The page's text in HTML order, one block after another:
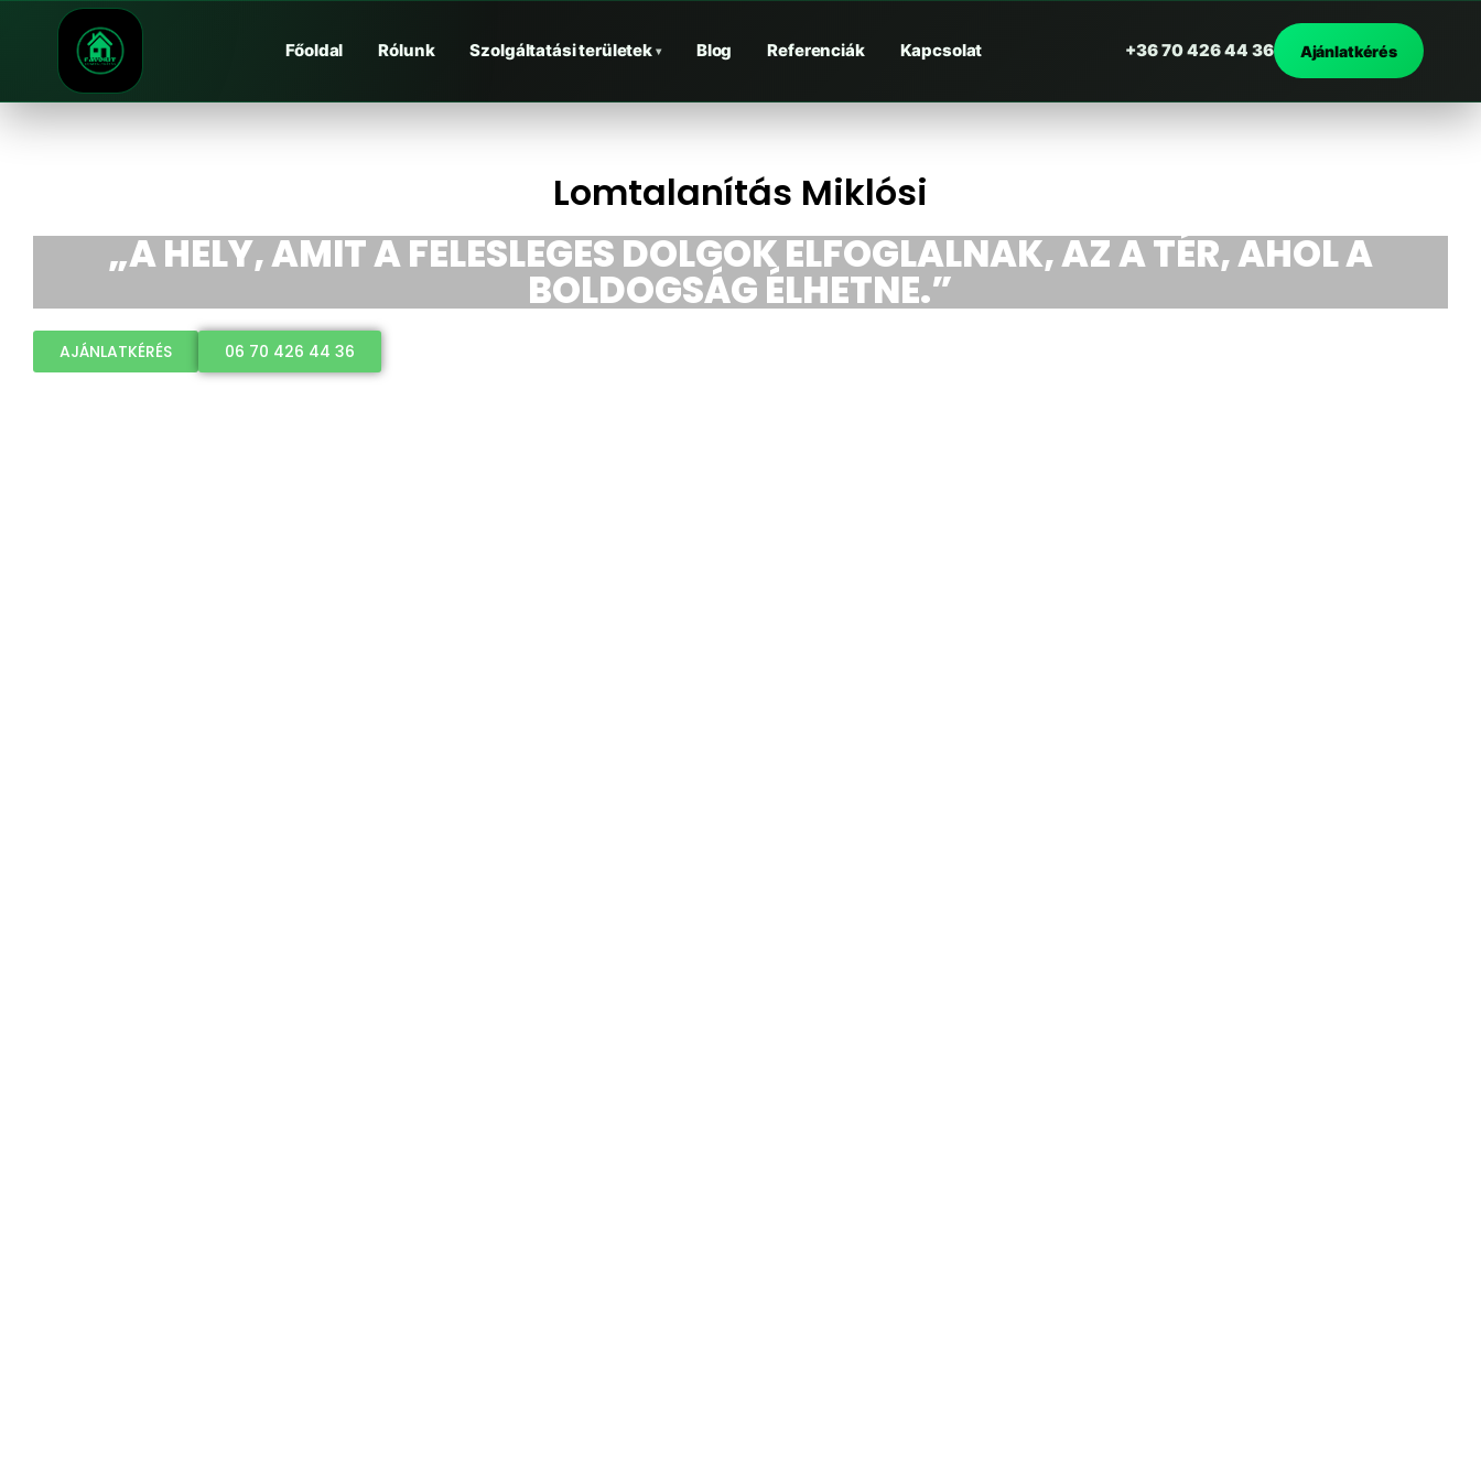
Főoldal Rólunk Szolgáltatási területek ▾ Blog Referenciák Kapcsolat +36 70 426 44 36 Ajánlatkérés
Lomtalanítás Miklósi
„A HELY, AMIT A FELESLEGES DOLGOK ELFOGLALNAK, AZ A TÉR, AHOL A
BOLDOGSÁG ÉLHETNE.”
AJÁNLATKÉRÉS 06 70 426 44 36